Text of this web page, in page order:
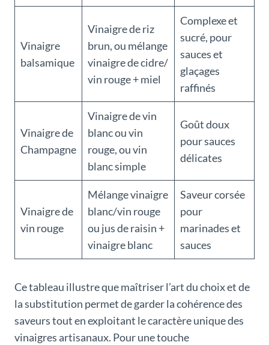
Vinaigre
balsamique
Vinaigre de riz
brun, ou mélange
vinaigre de cidre/
vin rouge + miel
Complexe et
sucré, pour
sauces et
glaçages
raffinés
Vinaigre de
Champagne
Vinaigre de vin
blanc ou vin
rouge, ou vin
blanc simple
Goût doux
pour sauces
délicates
Vinaigre de
vin rouge
Mélange vinaigre
blanc/vin rouge
ou jus de raisin +
vinaigre blanc
Saveur corsée
pour
marinades et
sauces
Ce tableau illustre que maîtriser l’art du choix et de
la substitution permet de garder la cohérence des
saveurs tout en exploitant le caractère unique des
vinaigres artisanaux. Pour une touche